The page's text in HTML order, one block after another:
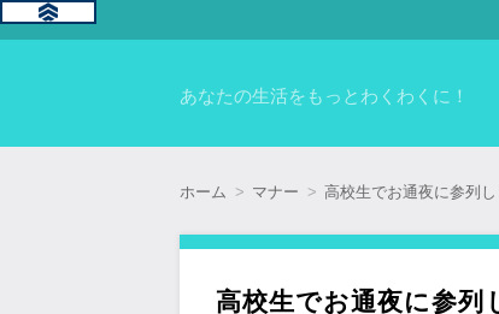
あなたの生活をもっとわくわくに！
ホーム マナー 高校生でお通夜に参列
高校生でお通夜に参列